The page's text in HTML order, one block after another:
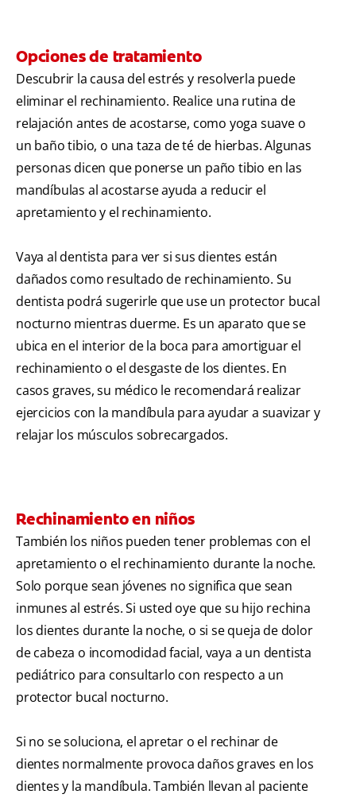
Opciones de tratamiento
Descubrir la causa del estrés y resolverla puede
eliminar el rechinamiento. Realice una rutina de
relajación antes de acostarse, como yoga suave o
un baño tibio, o una taza de té de hierbas. Algunas
personas dicen que ponerse un paño tibio en las
mandíbulas al acostarse ayuda a reducir el
apretamiento y el rechinamiento.
Vaya al dentista para ver si sus dientes están
dañados como resultado de rechinamiento. Su
dentista podrá sugerirle que use un protector bucal
nocturno mientras duerme. Es un aparato que se
ubica en el interior de la boca para amortiguar el
rechinamiento o el desgaste de los dientes. En
casos graves, su médico le recomendará realizar
ejercicios con la mandíbula para ayudar a suavizar y
relajar los músculos sobrecargados.
Rechinamiento en niños
También los niños pueden tener problemas con el
apretamiento o el rechinamiento durante la noche.
Solo porque sean jóvenes no significa que sean
inmunes al estrés. Si usted oye que su hijo rechina
los dientes durante la noche, o si se queja de dolor
de cabeza o incomodidad facial, vaya a un dentista
pediátrico para consultarlo con respecto a un
protector bucal nocturno.
Si no se soluciona, el apretar o el rechinar de
dientes normalmente provoca daños graves en los
dientes y la mandíbula. También llevan al paciente